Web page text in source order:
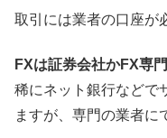
取引には業者の口座が
FXは証券会社かFX専
稀にネット銀行などで
ますが、専門の業者に